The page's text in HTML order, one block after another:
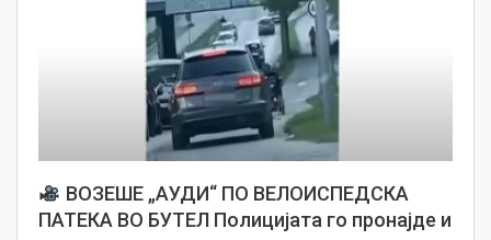
ВОЗЕШЕ „АУДИ“ ПО ВЕЛОИСПЕДСКА
ПАТЕКА ВО БУТЕЛ Полицијата го пронајде и